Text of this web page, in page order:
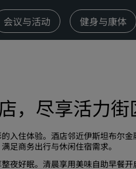
会议与活动 健身与康体
，尽享活力
入住体验。酒店邻近伊斯坦布尔
足商务出行与休闲住宿需求。
夜好眠。清晨享用美味自助早餐